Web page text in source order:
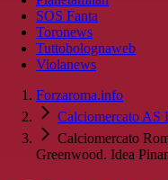
SOS Fanta
Toronews
Tuttobolognaweb
Violanews
Forzaroma.info
Calciomercato AS
Calciomercato
Greenwood. Idea